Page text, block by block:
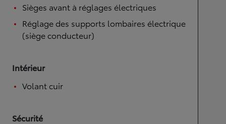
Sièges avant à réglages électriques
Réglage des supports lombaires électrique
(siège conducteur)
Intérieur
Volant cuir
Sécurité